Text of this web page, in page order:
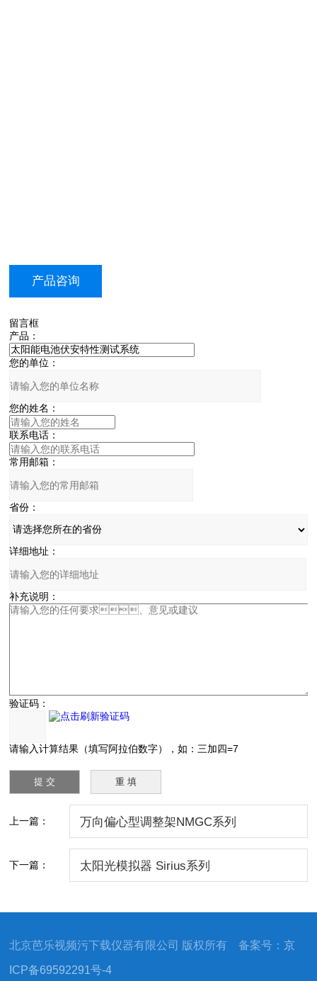
产品咨询
留言框
产品：
您的单位：
您的姓名：
联系电话：
常用邮箱：
省份：
详细地址：
补充说明：
验证码：
请输入计算结果（填写阿拉伯数字），如：三加四=7
上一篇： 万向偏心型调整架NMGC系列
下一篇： 太阳光模拟器 Sirius系列
北京芭乐视频污下载仪器有限公司 版权所有 备案号：京
ICP备69592291号-4